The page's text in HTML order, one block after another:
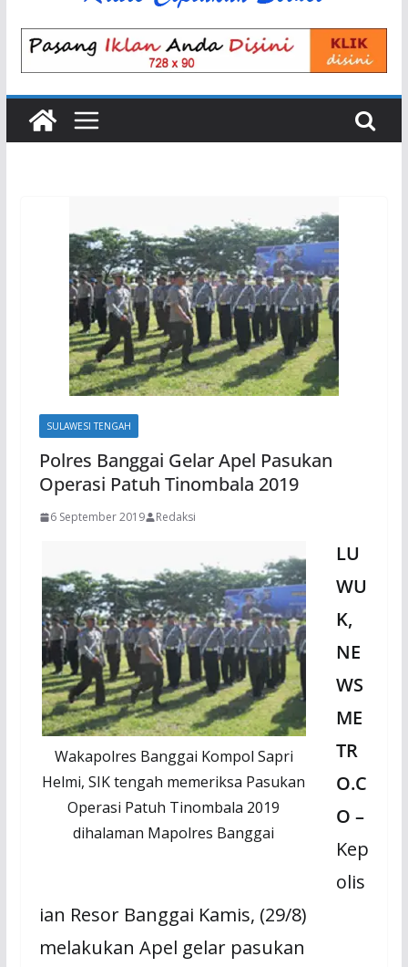
SULAWESI TENGAH
Polres Banggai Gelar Apel Pasukan
Operasi Patuh Tinombala 2019
6 September 2019 Redaksi
Wakapolres Banggai Kompol Sapri
Helmi, SIK tengah memeriksa Pasukan
Operasi Patuh Tinombala 2019
dihalaman Mapolres Banggai
LU
WU
K,
NE
WS
ME
TR
O.C
O –
Kep
olis
ian Resor Banggai Kamis, (29/8)
melakukan Apel gelar pasukan